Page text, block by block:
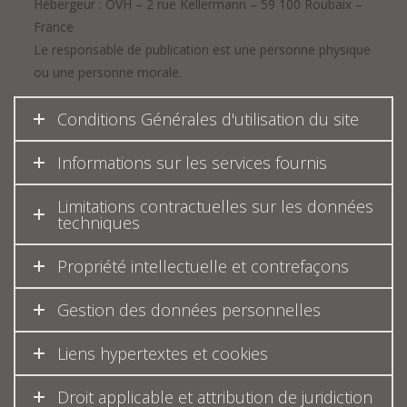
Hébergeur : OVH – 2 rue Kellermann – 59 100 Roubaix –
France
Le responsable de publication est une personne physique
ou une personne morale.
Conditions Générales d'utilisation du site
Informations sur les services fournis
Limitations contractuelles sur les données
techniques
Propriété intellectuelle et contrefaçons
Gestion des données personnelles
Liens hypertextes et cookies
Droit applicable et attribution de juridiction